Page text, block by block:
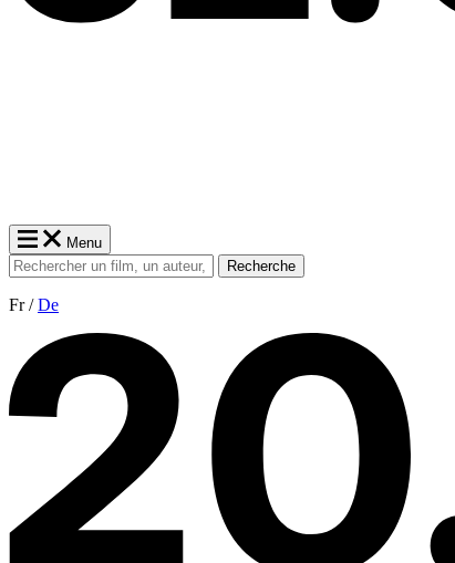
Menu
Recherche
Fr /De